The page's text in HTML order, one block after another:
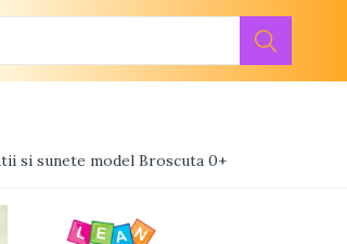
si sunete model Broscuta 0+